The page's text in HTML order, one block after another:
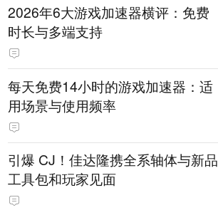
2026年6大游戏加速器横评：免费
时长与多端支持
每天免费14小时的游戏加速器：适
用场景与使用频率
引爆 CJ！佳达隆携全系轴体与新品
工具包和玩家见面